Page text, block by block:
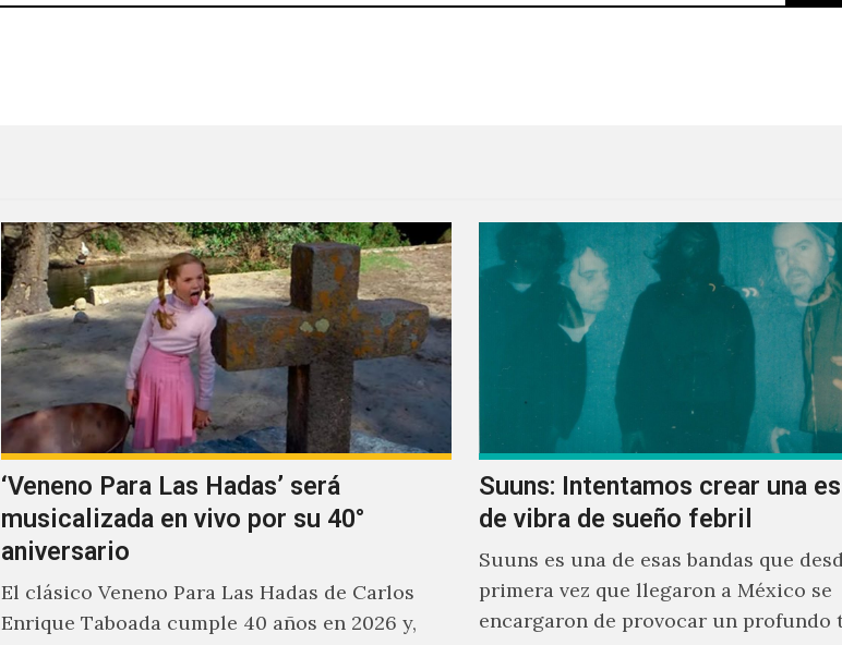
‘Veneno Para Las Hadas’ será
musicalizada en vivo por su 40°
aniversario
El clásico Veneno Para Las Hadas de Carlos
Enrique Taboada cumple 40 años en 2026 y,
Suuns: Intentamos crear una
de vibra de sueño febril
Suuns es una de esas bandas que
primera vez que llegaron a México se
encargaron de provocar un profundo